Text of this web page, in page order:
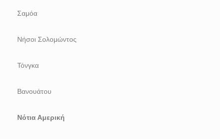
Σαμόα
Νήσοι Σολομώντος
Τόνγκα
Βανουάτου
Νότια Αμερική